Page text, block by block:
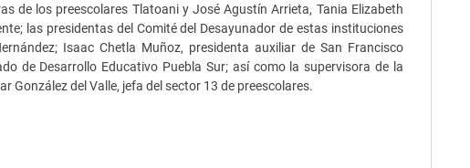
de los preescolares Tlatoani y José Agustín Arrieta, Tania Elizabeth
las presidentas del Comité del Desayunador de estas instituciones
Isaac Chetla Muñoz, presidenta auxiliar de San Francisco
de Desarrollo Educativo Puebla Sur; así como la supervisora de la
González del Valle, jefa del sector 13 de preescolares.